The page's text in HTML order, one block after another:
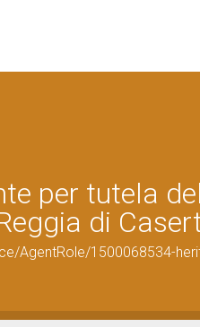
per tutela
di
AgentRole/1500068534-